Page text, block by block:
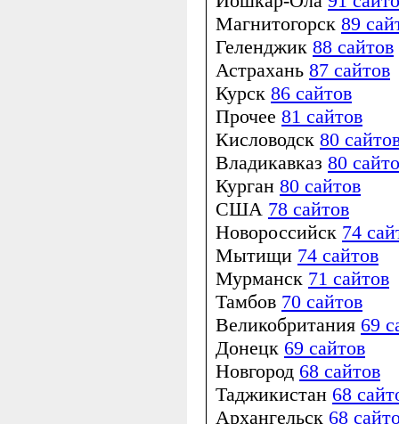
Магнитогорск 89
Геленджик 88 сайтов
Астрахань 87 сайтов
Курск 86 сайтов
Прочее 81 сайтов
Кисловодск 80
Владикавказ 80
Курган 80 сайтов
США 78 сайтов
Новороссийск 74
Мытищи 74 сайтов
Мурманск 71 сайтов
Тамбов 70 сайтов
Великобритания 69
Донецк 69 сайтов
Новгород 68 сайтов
Таджикистан 68
Архангельск 68